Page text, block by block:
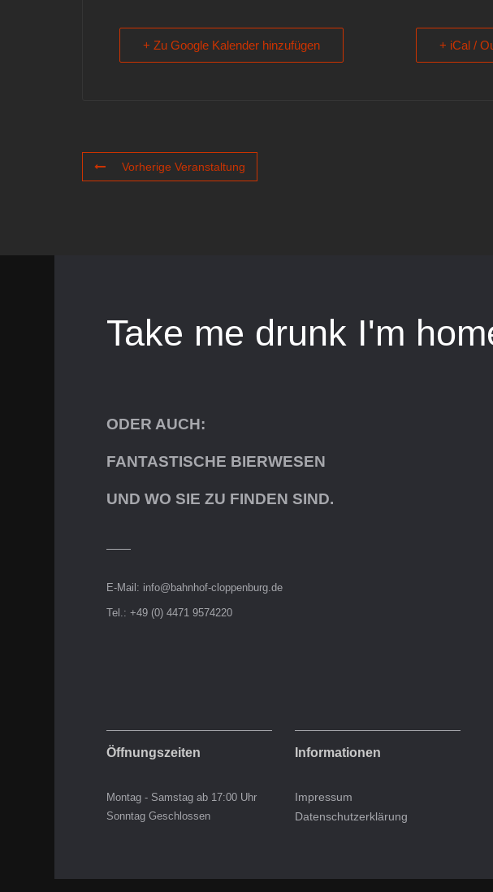
+ Zu Google Kalender hinzufügen + iCal /
Vorherige Veranstaltung
Take me drunk I'm
ODER AUCH:
FANTASTISCHE BIERWESEN
UND WO SIE ZU FINDEN SIND.
E-Mail: info@bahnhof-cloppenburg.de
Tel.: +49 (0) 4471 9574220
Öffnungszeiten
Montag - Samstag ab 17:00 Uhr
Sonntag Geschlossen
Informationen
Impressum
Datenschutzerklärung